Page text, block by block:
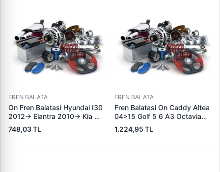
FREN BALATA
On Fren Balatasi Hyundai I30
2012-> Elantra 2010-> Kia
Ceed 2012-> | GRAP 94166 |
OEM 581012VA00
748,03 TL
FREN BALATA
Fren Balatasi On Caddy Altea
04>15 Golf 5 6 A3 Octavia
04>13 Jetta 06>11 Leon
06>13 Toledo 05>09 Yeti
ANS KD13 | OEM
1.224,95 TL